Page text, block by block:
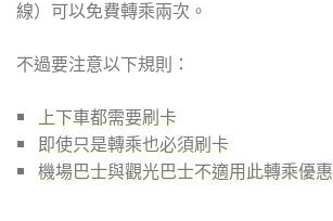
線）可以免費轉乘兩次。
不過要注意以下規則：
上下車都需要刷卡
即使只是轉乘也必須刷卡
機場巴士與觀光巴士不適用此轉乘優惠